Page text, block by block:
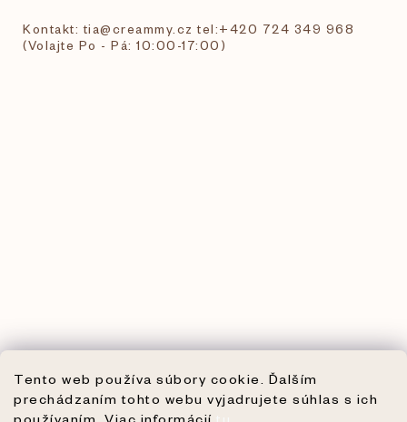
Tento web používa súbory cookie. Ďalším
prechádzaním tohto webu vyjadrujete súhlas s ich
používaním. Viac informácií
Kontakt: tia@creammy.cz tel:+420 724 349 968
(Volajte Po - Pá: 10:00-17:00)